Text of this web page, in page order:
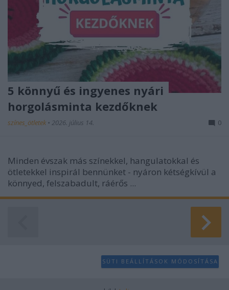
5 könnyű és ingyenes nyári
horgolásminta kezdőknek
színes_ötletek • 2026. július 14. 0
Minden évszak más színekkel, hangulatokkal és
ötletekkel inspirál bennünket - nyáron kétségkívül a
könnyed, felszabadult, ráérős ...
SÜTI BEÁLLÍTÁSOK MÓDOSÍTÁSA